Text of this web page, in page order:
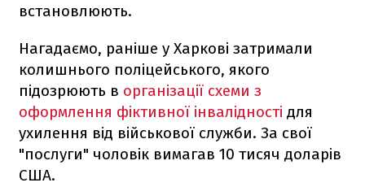
встановлюють.
Нагадаємо, раніше у Харкові затримали
колишнього поліцейського, якого
підозрюють в організації схеми з
оформлення фіктивної інвалідності для
ухилення від військової служби. За свої
"послуги" чоловік вимагав 10 тисяч доларів
США.